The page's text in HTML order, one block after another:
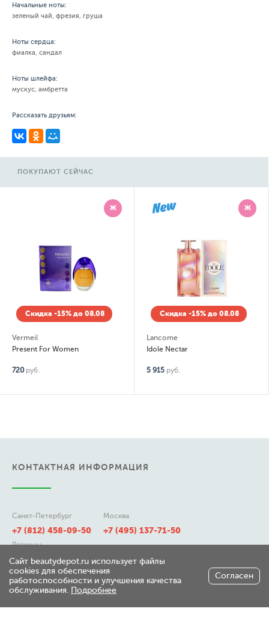
Начальные ноты:
зеленый чай, фрезия, груша
Ноты сердца:
фиалка, сандал
Ноты шлейфа:
мускус, амбретта
Рассказать друзьям:
ПОКУПАЮТ СЕЙЧАС
Ж
Скидка -15% до 08.08
Vermeil
Present For Women
720 руб.
Ж
Скидка -15% до 08.08
Lancome
Idole Nectar
5 915 руб.
КОНТАКТНАЯ ИНФОРМАЦИЯ
Санкт-Петербург
+7 (812) 458-09-50
Москва
+7 (495) 137-71-50
Регионы
8 (800) 511-21-50
197348, г. Санкт-Петербург,
Сайт beautydepot.ru использует файлы
cookies для обеспечения
работоспособности и улучшения качества
обслуживания. Подробнее
Согласен